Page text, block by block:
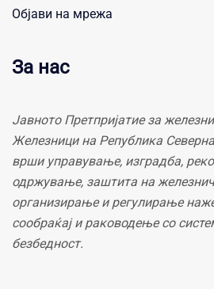
Објави на мрежа
За нас
Јавното Претпријатие за
Железници на Република
врши управување, изградба,
одржување, заштита на
организирање и регулирање
сообраќај и раководење со
безбедност.